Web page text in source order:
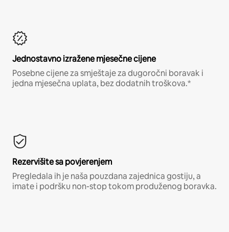
Jednostavno izražene mjesečne cijene
Posebne cijene za smještaje za dugoročni boravak i
jedna mjesečna uplata, bez dodatnih troškova.*
Rezervišite sa povjerenjem
Pregledala ih je naša pouzdana zajednica gostiju, a
imate i podršku non-stop tokom produženog boravka.